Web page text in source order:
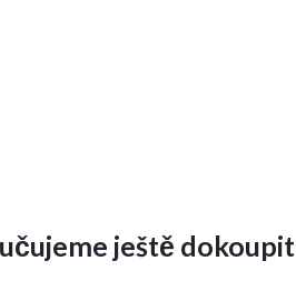
ještě dokoupit